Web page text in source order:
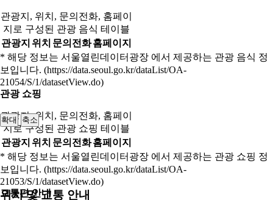
관광지, 위치, 문의전화, 홈페이
지로 구성된 관광 음식 테이블
관광지 위치 문의전화홈페이지
* 해당 정보는 서울열린데이터광장 에서 제공하는 관광 음식 정
보입니다. (https://data.seoul.go.kr/dataList/OA-
21054/S/1/datasetView.do)
관광 쇼핑
관광지, 위치, 문의전화, 홈페이
지로 구성된 관광 쇼핑 테이블
관광지 위치 문의전화홈페이지
* 해당 정보는 서울열린데이터광장 에서 제공하는 관광 쇼핑 정
보입니다. (https://data.seoul.go.kr/dataList/OA-
21053/S/1/datasetView.do)
위치 및 교통 안내
확대 축소
교통편 안내